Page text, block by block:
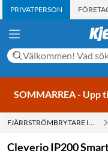
PRIVATPERSON
SOMMARREA - Upp
FJÄRRSTRÖMBRYTARE
Cleverio IP200